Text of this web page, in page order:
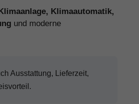
Klimaautomatik,
und moderne
Ausstattung, Lieferzeit,